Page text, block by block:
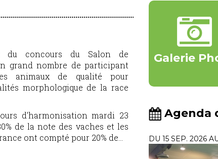
du concours du Salon de
grand nombre de participant
animaux de qualité pour
morphologique de la race
d'harmonisation mardi 23
de la note des vaches et les
ont compté pour 20% de...
Galerie
Agenda
DU 15 SEP. 2026